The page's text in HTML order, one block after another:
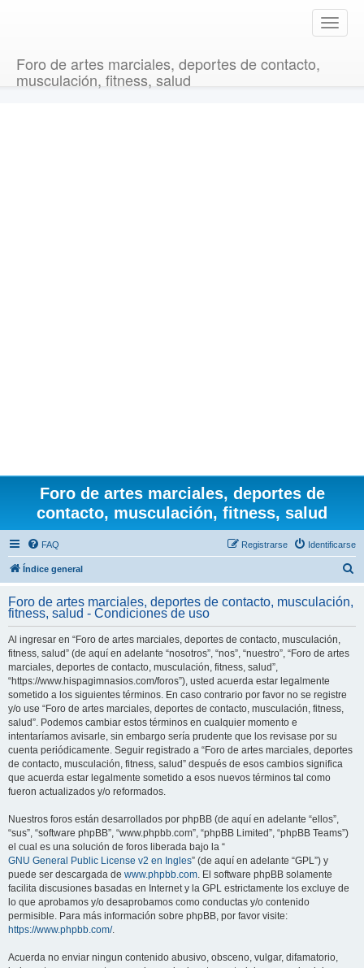
T
o
Foro de artes marciales, deportes de contacto,
musculación, fitness, salud
Foro de artes marciales, deportes de
contacto, musculación, fitness, salud
FAQ Identificarse
Registrarse
Índice general
c
Foro de artes marciales, deportes de contacto, musculación,
fitness, salud - Condiciones de uso
Al ingresar en “Foro de artes marciales, deportes de contacto, musculación,
fitness, salud” (de aquí en adelante “nosotros”, “nos”, “nuestro”, “Foro de artes
marciales, deportes de contacto, musculación, fitness, salud”,
“https://www.hispagimnasios.com/foros”), usted acuerda estar legalmente
sometido a los siguientes términos. En caso contrario por favor no se registre
y/o use “Foro de artes marciales, deportes de contacto, musculación, fitness,
salud”. Podemos cambiar estos términos en cualquier momento e
intentaríamos avisarle, sin embargo sería prudente que los revisase por su
cuenta periódicamente. Seguir registrado a “Foro de artes marciales, deportes
de contacto, musculación, fitness, salud” después de esos cambios significa
que acuerda estar legalmente sometido a esos nuevos términos tal como
fueron actualizados y/o reformados.
Nuestros foros están desarrollados por phpBB (de aquí en adelante “ellos”,
“sus”, “software phpBB”, “www.phpbb.com”, “phpBB Limited”, “phpBB Teams”)
el cual es una solución de foros liberada bajo la “
GNU General Public License v2 en Ingles” (de aquí en adelante “GPL”) y
puede ser descargada de www.phpbb.com. El software phpBB solamente
facilita discusiones basadas en Internet y la GPL estrictamente los excluye de
lo que aprobamos y/o desaprobamos como conductas y/o contenido
permisible. Para más información sobre phpBB, por favor visite:
https://www.phpbb.com/.
Acuerda no enviar ningun contenido abusivo, obsceno, vulgar, difamatorio,